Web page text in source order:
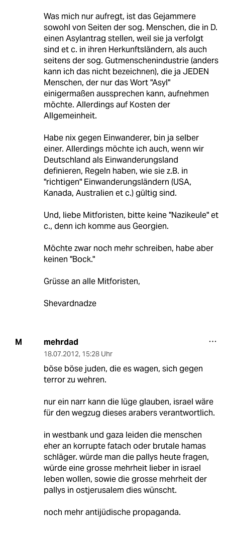
Was mich nur aufregt, ist das Gejammere
sowohl von Seiten der sog. Menschen, die in D.
einen Asylantrag stellen, weil sie ja verfolgt
sind et c. in ihren Herkunftsländern, als auch
seitens der sog. Gutmenschenindustrie (anders
kann ich das nicht bezeichnen), die ja JEDEN
Menschen, der nur das Wort "Asyl"
einigermaßen aussprechen kann, aufnehmen
möchte. Allerdings auf Kosten der
Allgemeinheit.
Habe nix gegen Einwanderer, bin ja selber
einer. Allerdings möchte ich auch, wenn wir
Deutschland als Einwanderungsland
definieren, Regeln haben, wie sie z.B. in
"richtigen" Einwanderungsländern (USA,
Kanada, Australien et c.) gültig sind.
Und, liebe Mitforisten, bitte keine "Nazikeule" et
c., denn ich komme aus Georgien.
Möchte zwar noch mehr schreiben, habe aber
keinen "Bock."
Grüsse an alle Mitforisten,
Shevardnadze
M mehrdad
18.07.2012, 15:28 Uhr
böse böse juden, die es wagen, sich gegen
terror zu wehren.
nur ein narr kann die lüge glauben, israel wäre
für den wegzug dieses arabers verantwortlich.
in westbank und gaza leiden die menschen
eher an korrupte fatach oder brutale hamas
schläger. würde man die pallys heute fragen,
würde eine grosse mehrheit lieber in israel
leben wollen, sowie die grosse mehrheit der
pallys in ostjerusalem dies wünscht.
noch mehr antijüdische propaganda.